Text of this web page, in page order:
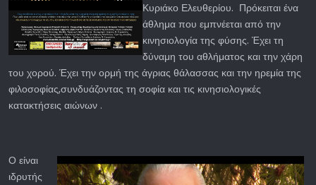
Κυριάκο Ελευθερίου. Πρόκειται ένα
άθλημα που εμπνέεται από την
κινησιολογία της φύσης. Έχει τη
δύναμη του αθλήματος και την χάρη
του χορού. Έχει την ορμή της άγριας θάλασσας και την ηρεμία της
φιλοσοφίας,συνδυάζοντας τη σοφία και τις κινησιολογικές
κατακτήσεις αιώνων .
Ο είναι
ιδρυτής